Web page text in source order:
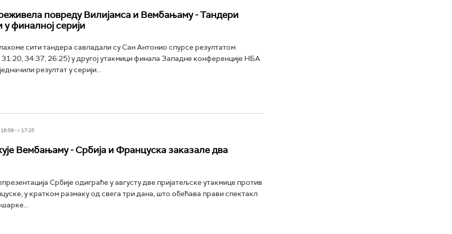
повреду Вилијамса и Вембањаму - Тандери
у финалној серији
сити тандера савладали су Сан Антонио спурсе резултатом
34:37, 26:25) у другој утакмици финала Западне конференције НБА
резултат у серији...
-> 17:25
Вембањаму - Србија и Француска заказале два
Србије одиграће у августу две пријатељске утакмице против
у кратком размаку од свега три дана, што обећава прави спектакл